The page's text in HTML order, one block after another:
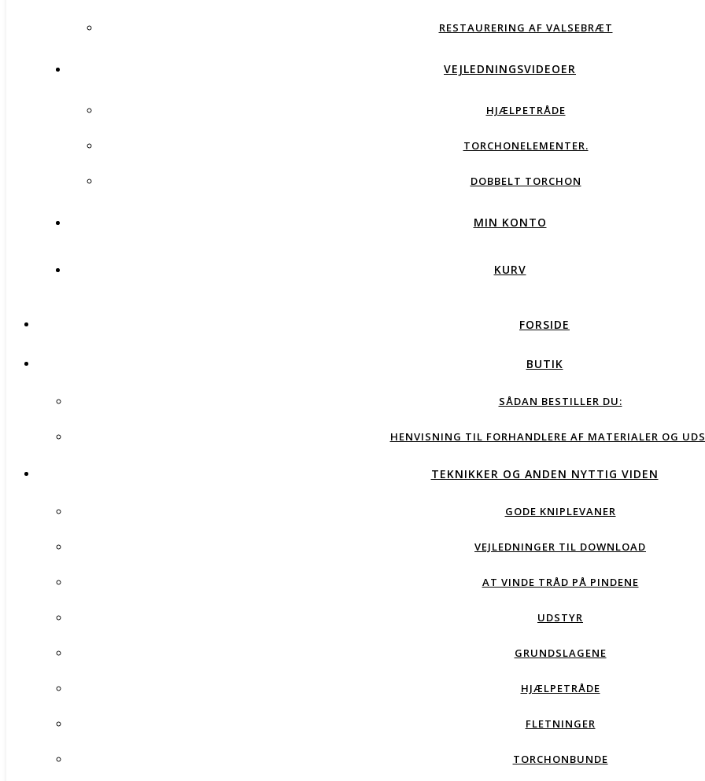
RESTAURERING AF VALSEBRÆT
VEJLEDNINGSVIDEOER
HJÆLPETRÅDE
TORCHONELEMENTER.
DOBBELT TORCHON
MIN KONTO
KURV
FORSIDE
BUTIK
SÅDAN BESTILLER DU:
HENVISNING TIL FORHANDLERE AF MATERIALER OG
TEKNIKKER OG ANDEN NYTTIG VIDEN
GODE KNIPLEVANER
VEJLEDNINGER TIL DOWNLOAD
AT VINDE TRÅD PÅ PINDENE
UDSTYR
GRUNDSLAGENE
HJÆLPETRÅDE
FLETNINGER
TORCHONBUNDE